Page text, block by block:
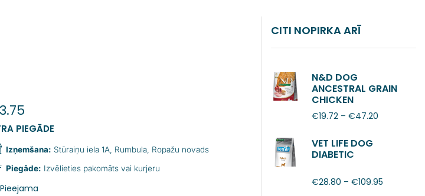
3.75
PIEGĀDE
Izņemšana: Stūraiņu iela 1A, Rumbula, Ropažu novads
Piegāde: Izvēlieties pakomāts vai kurjeru
Pieejama
CITI NOPIRKA ARĪ
N&D DOG
ANCESTRAL GRAIN
CHICKEN
POMEGRANATE
ADULT MINI
€19.72 – €47.20
VET LIFE DOG
DIABETIC
€28.80 – €109.95